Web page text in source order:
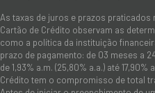
As taxas de juros e prazos praticados
Cartão de Crédito observam as
como a política da instituição
prazo de pagamento: de 03 meses a
de 1,93% a.m. (25,80% a.a.) até
Crédito tem o compromisso de total